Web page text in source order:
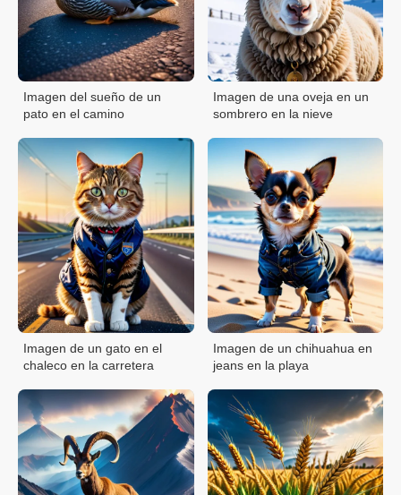
Imagen del sueño de un
pato en el camino
Imagen de una oveja en un
sombrero en la nieve
Imagen de un gato en el
chaleco en la carretera
Imagen de un chihuahua en
jeans en la playa